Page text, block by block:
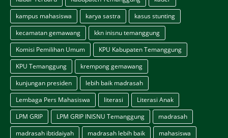
kampus mahasiswa
karya sastra
kasus stunting
kecamatan gemawang
kkn inisnu temanggung
Komisi Pemilihan Umum
KPU Kabupaten Temanggung
KPU Temanggung
krempong gemawang
kunjungan presiden
lebih baik madrasah
Lembaga Pers Mahasiswa
literasi
Literasi Anak
LPM GRIP
LPM GRIP INISNU Temanggung
madrasah
madrasah ibtidaiyah
madrasah lebih baik
mahasiswa